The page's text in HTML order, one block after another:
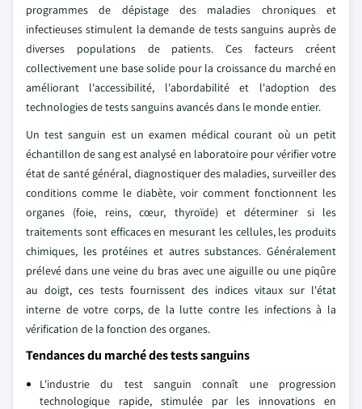
programmes de dépistage des maladies chroniques et
infectieuses stimulent la demande de tests sanguins auprès de
diverses populations de patients. Ces facteurs créent
collectivement une base solide pour la croissance du marché en
améliorant l'accessibilité, l'abordabilité et l'adoption des
technologies de tests sanguins avancés dans le monde entier.
Un test sanguin est un examen médical courant où un petit
échantillon de sang est analysé en laboratoire pour vérifier votre
état de santé général, diagnostiquer des maladies, surveiller des
conditions comme le diabète, voir comment fonctionnent les
organes (foie, reins, cœur, thyroïde) et déterminer si les
traitements sont efficaces en mesurant les cellules, les produits
chimiques, les protéines et autres substances. Généralement
prélevé dans une veine du bras avec une aiguille ou une piqûre
au doigt, ces tests fournissent des indices vitaux sur l'état
interne de votre corps, de la lutte contre les infections à la
vérification de la fonction des organes.
Tendances du marché des tests sanguins
L'industrie du test sanguin connaît une progression
technologique rapide, stimulée par les innovations en